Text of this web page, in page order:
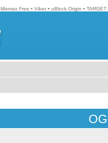
Mixmax Free • Viber • uBlock Origin •